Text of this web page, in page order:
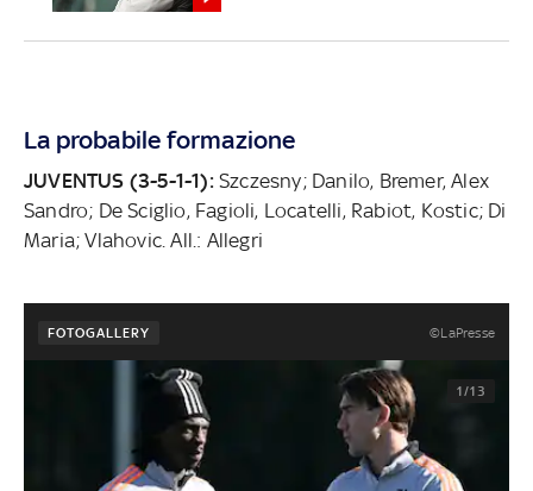
La probabile formazione
JUVENTUS (3-5-1-1):Szczesny; Danilo, Bremer, Alex
Sandro; De Sciglio, Fagioli, Locatelli, Rabiot, Kostic; Di
Maria; Vlahovic. All.: Allegri
FOTOGALLERY ©LaPresse
1/13